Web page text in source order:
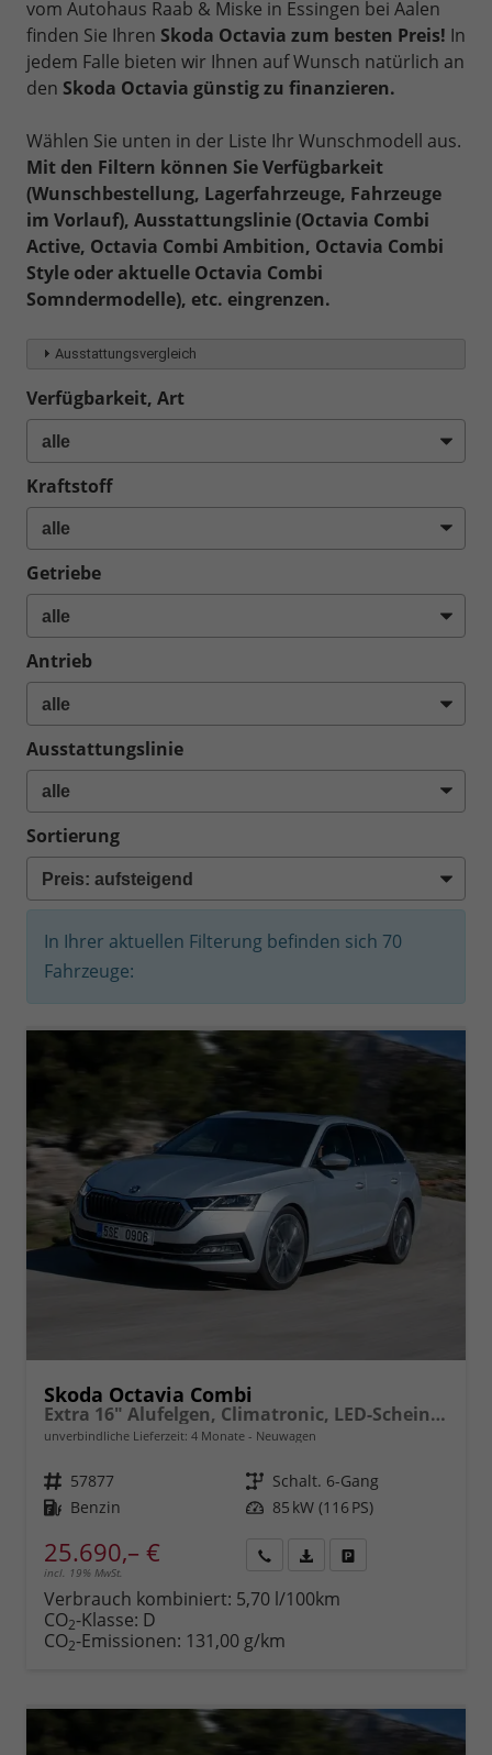
vom Autohaus Raab & Miske in Essingen bei Aalen
finden Sie Ihren Skoda Octavia zum besten Preis! In
jedem Falle bieten wir Ihnen auf Wunsch natürlich an
den Skoda Octavia günstig zu finanzieren.
Wählen Sie unten in der Liste Ihr Wunschmodell aus.
Mit den Filtern können Sie Verfügbarkeit
(Wunschbestellung, Lagerfahrzeuge, Fahrzeuge
im Vorlauf), Ausstattungslinie (Octavia Combi
Active, Octavia Combi Ambition, Octavia Combi
Style oder aktuelle Octavia Combi
Somndermodelle), etc. eingrenzen.
Ausstattungsvergleich
Verfügbarkeit, Art
Kraftstoff
Getriebe
Antrieb
Ausstattungslinie
Sortierung
In Ihrer aktuellen Filterung befinden sich 70
Fahrzeuge:
Skoda Octavia Combi
Extra 16" Alufelgen, Climatronic, LED-Scheinwerfer, Parksensoren hinten, Radio 10" + Wireless Smartlink, Tempomat, Multifunktions-Lederlenkrad, Dachreling uvm.
unverbindliche Lieferzeit: 4 Monate Neuwagen
Fahrzeugnr. 57877 Getriebe Schalt. 6-Gang
Kraftstoff Benzin Leistung 85 kW (116 PS)
25.690,– €
incl. 19% MwSt.
anfordern
Datei,
Verbrauch kombiniert: 5,70 l/100km
CO2-Klasse: D
CO2-Emissionen: 131,00 g/km